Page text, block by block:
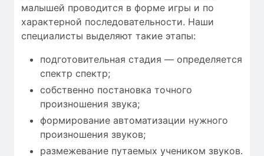
малышей проводится в форме игры и по
характерной последовательности. Наши
специалисты выделяют такие этапы:
подготовительная стадия — определяется
спектр спектр;
собственно постановка точного
произношения звука;
формирование автоматизации нужного
произношения звуков;
размежевание путаемых учеником звуков.